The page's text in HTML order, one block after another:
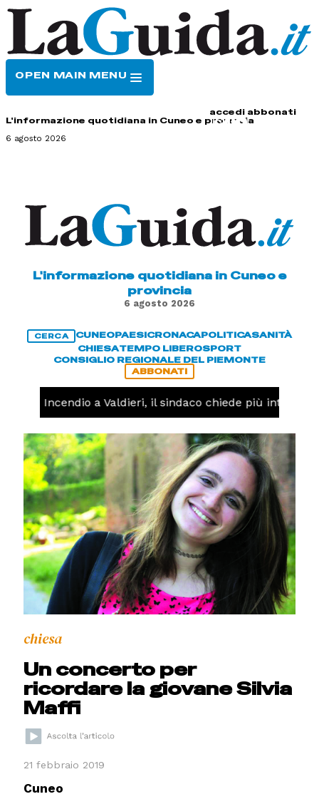
OPEN MAIN MENU
accedi abbonati
L'informazione quotidiana in Cuneo e provincia
6 agosto 2026
L'informazione quotidiana in Cuneo e
provincia
6 agosto 2026
CERCA CUNEOPAESICRONACAPOLITICASANITÀ
CHIESATEMPO LIBEROSPORT
CONSIGLIO REGIONALE DEL PIEMONTE
ABBONATI
Incendio a Valdieri, il sindaco chiede più
chiesa
Un concerto per
ricordare la giovane Silvia
Maffi
21 febbraio 2019
Cuneo